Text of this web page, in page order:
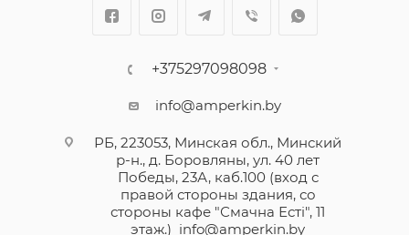
+375297098098
info@amperkin.by
РБ, 223053, Минская обл., Минский
р-н., д. Боровляны, ул. 40 лет
Победы, 23А, каб.100 (вход с
правой стороны здания, со
стороны кафе "Смачна Естi", 11
этаж.) info@amperkin.by